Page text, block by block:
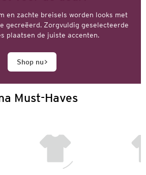
en zachte breisels worden looks met
gecreëerd. Zorgvuldig geselecteerde
plaatsen de juiste accenten.
Shop nu
Must-Haves